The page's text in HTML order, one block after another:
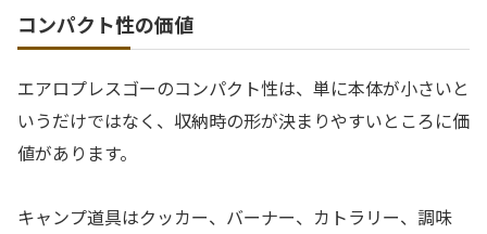
コンパクト性の価値
エアロプレスゴーのコンパクト性は、単に本体が小さいと
いうだけではなく、収納時の形が決まりやすいところに価
値があります。
キャンプ道具はクッカー、バーナー、カトラリー、調味